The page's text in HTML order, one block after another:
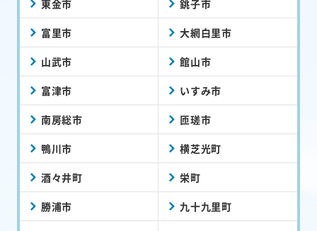
東金市 銚子市
富里市 大網白里市
山武市 館山市
富津市 いすみ市
南房総市 匝瑳市
鴨川市 横芝光町
酒々井町 栄町
勝浦市 九十九里町